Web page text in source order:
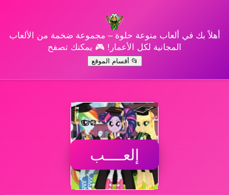
أهلاً بك في ألعاب منوعة حلوة – مجموعة ضخمة من الألعاب
المجانية لكل الأعمار! 🎮 يمكنك تصفح
📂 أقسام الموقع
إلعــــب